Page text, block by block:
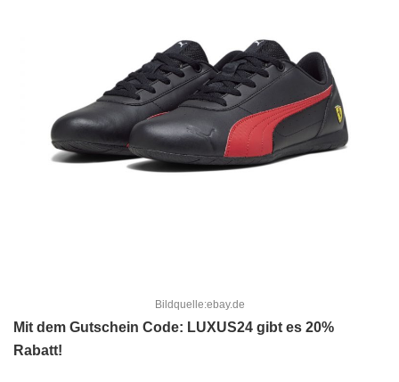
Bildquelle:ebay.de
Mit dem Gutschein Code: LUXUS24 gibt es 20%
Rabatt!